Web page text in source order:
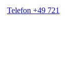
Telefon +49 721